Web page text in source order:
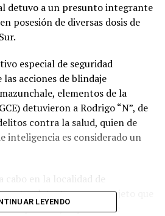
detuvo a un presunto integrante
posesión de diversas dosis de
especial de seguridad
acciones de blindaje
elementos de la
detuvieron a Rodrigo “N”, de
contra la salud, quien de
inteligencia es considerado un
cabo en la localidad de
detectaron a un sujeto que
policial y a quien se le
LEYENDO